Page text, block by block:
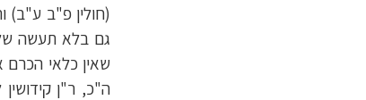
(חולין פ"ב ע"ב)
גם בלא תעשה
שאין כלאי
ה"כ, ר"ן